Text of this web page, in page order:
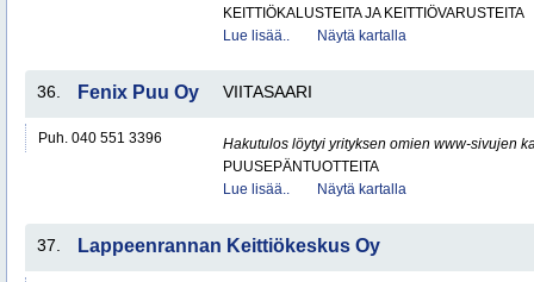
KEITTIÖKALUSTEITA JA KEITTIÖVARUSTEITA
Lue lisää..
Näytä kartalla
36. Fenix Puu Oy VIITASAARI
Puh. 040 551 3396
Hakutulos löytyi yrityksen omien www-sivujen
PUUSEPÄNTUOTTEITA
Lue lisää..
Näytä kartalla
37. Lappeenrannan Keittiökeskus Oy